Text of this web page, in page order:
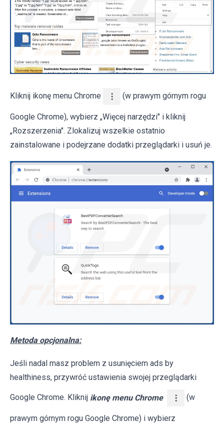
Kliknij ikonę menu Chrome (w prawym górnym rogu
Google Chrome), wybierz „Więcej narzędzi" i kliknij
„Rozszerzenia". Zlokalizuj wszelkie ostatnio
zainstalowane i podejrzane dodatki przeglądarki i usuń je.
Metoda opcjonalna:
Jeśli nadal masz problem z usunięciem ads by
healthiness, przywróć ustawienia swojej przeglądarki
Google Chrome. Kliknij ikonę menu Chrome (w
prawym górnym rogu Google Chrome) i wybierz